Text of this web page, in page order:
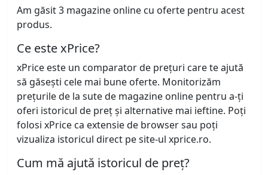
Am găsit 3 magazine online cu oferte pentru acest
produs.
Ce este xPrice?
xPrice este un comparator de prețuri care te ajută
să găsești cele mai bune oferte. Monitorizăm
prețurile de la sute de magazine online pentru a-ți
oferi istoricul de preț și alternative mai ieftine. Poți
folosi xPrice ca extensie de browser sau poți
vizualiza istoricul direct pe site-ul xprice.ro.
Cum mă ajută istoricul de preț?